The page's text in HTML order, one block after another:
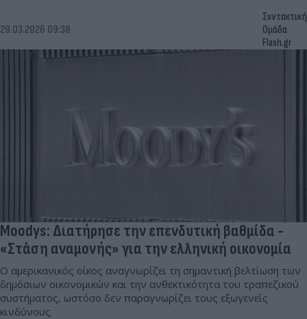
29.03.2026 09:38
Συντακτική
Ομάδα
Flash.gr
Moodys: Διατήρησε την επενδυτική βαθμίδα -
«Στάση αναμονής» για την ελληνική οικονομία
Ο αμερικανικός οίκος αναγνωρίζει τη σημαντική βελτίωση των
δημόσιων οικονομικών και την ανθεκτικότητα του τραπεζικού
συστήματος, ωστόσο δεν παραγνωρίζει τους εξωγενείς
κινδύνους.